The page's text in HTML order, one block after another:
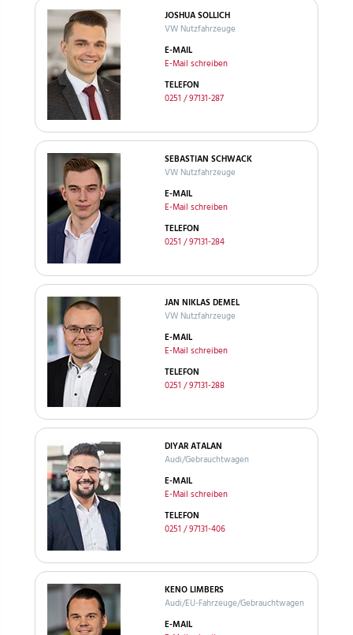
JOSHUA SOLLICH
VW Nutzfahrzeuge
E-MAIL
E-Mail schreiben
TELEFON
0251 / 97131-287
SEBASTIAN SCHWACK
VW Nutzfahrzeuge
E-MAIL
E-Mail schreiben
TELEFON
0251 / 97131-284
JAN NIKLAS DEMEL
VW Nutzfahrzeuge
E-MAIL
E-Mail schreiben
TELEFON
0251 / 97131-288
DIYAR ATALAN
Audi/Gebrauchtwagen
E-MAIL
E-Mail schreiben
TELEFON
0251 / 97131-406
KENO LIMBERS
Audi/EU-Fahrzeuge/Gebrauchtwagen
E-MAIL